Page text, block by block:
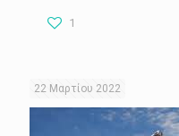
1
22 Μαρτίου 2022